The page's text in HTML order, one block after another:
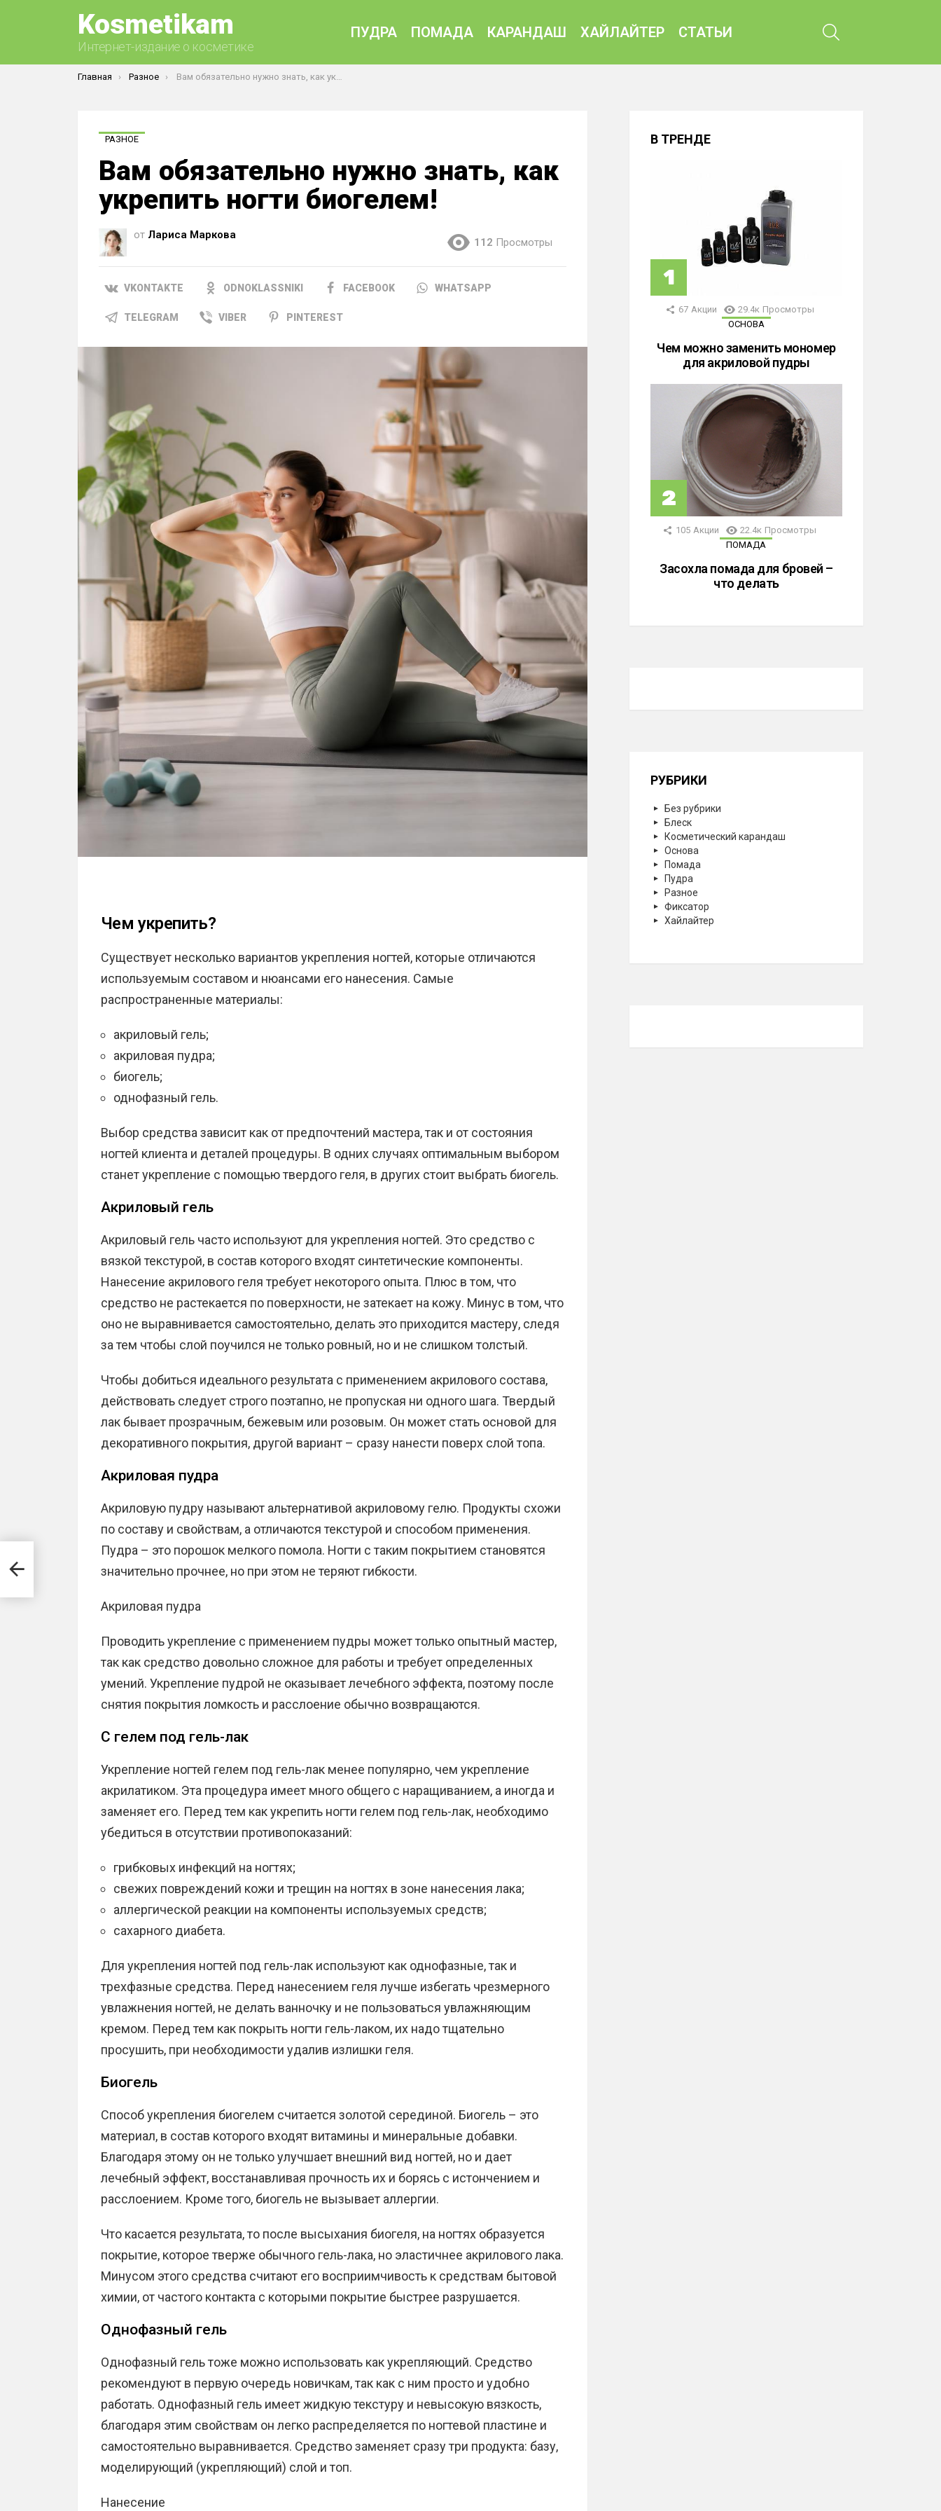
Kosmetikam
Интернет-издание о косметике
ПУДРА ПОМАДА КАРАНДАШ ХАЙЛАЙТЕР СТАТЬИ
Вы здесь:
Главная Разное Вам обязательно нужно знать, как укрепить ногти биогелем!
РАЗНОЕ
Вам обязательно нужно знать, как
укрепить ногти биогелем!
от Лариса Маркова
112 Просмотры
VKONTAKTE ODNOKLASSNIKI FACEBOOK WHATSAPP
TELEGRAM VIBER PINTEREST
Чем укрепить?
Существует несколько вариантов укрепления ногтей, которые отличаются
используемым составом и нюансами его нанесения. Самые
распространенные материалы:
акриловый гель;
акриловая пудра;
биогель;
однофазный гель.
Выбор средства зависит как от предпочтений мастера, так и от состояния
ногтей клиента и деталей процедуры. В одних случаях оптимальным выбором
станет укрепление с помощью твердого геля, в других стоит выбрать биогель.
Акриловый гель
Акриловый гель часто используют для укрепления ногтей. Это средство с
вязкой текстурой, в состав которого входят синтетические компоненты.
Нанесение акрилового геля требует некоторого опыта. Плюс в том, что
средство не растекается по поверхности, не затекает на кожу. Минус в том, что
оно не выравнивается самостоятельно, делать это приходится мастеру, следя
за тем чтобы слой поучился не только ровный, но и не слишком толстый.
Чтобы добиться идеального результата с применением акрилового состава,
действовать следует строго поэтапно, не пропуская ни одного шага. Твердый
лак бывает прозрачным, бежевым или розовым. Он может стать основой для
декоративного покрытия, другой вариант – сразу нанести поверх слой топа.
Акриловая пудра
Акриловую пудру называют альтернативой акриловому гелю. Продукты схожи
по составу и свойствам, а отличаются текстурой и способом применения.
Пудра – это порошок мелкого помола. Ногти с таким покрытием становятся
значительно прочнее, но при этом не теряют гибкости.
Акриловая пудра
Проводить укрепление с применением пудры может только опытный мастер,
так как средство довольно сложное для работы и требует определенных
умений. Укрепление пудрой не оказывает лечебного эффекта, поэтому после
снятия покрытия ломкость и расслоение обычно возвращаются.
С гелем под гель-лак
Укрепление ногтей гелем под гель-лак менее популярно, чем укрепление
акрилатиком. Эта процедура имеет много общего с наращиванием, а иногда и
заменяет его. Перед тем как укрепить ногти гелем под гель-лак, необходимо
убедиться в отсутствии противопоказаний:
грибковых инфекций на ногтях;
свежих повреждений кожи и трещин на ногтях в зоне нанесения лака;
аллергической реакции на компоненты используемых средств;
сахарного диабета.
Для укрепления ногтей под гель-лак используют как однофазные, так и
трехфазные средства. Перед нанесением геля лучше избегать чрезмерного
увлажнения ногтей, не делать ванночку и не пользоваться увлажняющим
кремом. Перед тем как покрыть ногти гель-лаком, их надо тщательно
просушить, при необходимости удалив излишки геля.
Биогель
Способ укрепления биогелем считается золотой серединой. Биогель – это
материал, в состав которого входят витамины и минеральные добавки.
Благодаря этому он не только улучшает внешний вид ногтей, но и дает
лечебный эффект, восстанавливая прочность их и борясь с истончением и
расслоением. Кроме того, биогель не вызывает аллергии.
Что касается результата, то после высыхания биогеля, на ногтях образуется
покрытие, которое тверже обычного гель-лака, но эластичнее акрилового лака.
Минусом этого средства считают его восприимчивость к средствам бытовой
химии, от частого контакта с которыми покрытие быстрее разрушается.
Однофазный гель
Однофазный гель тоже можно использовать как укрепляющий. Средство
рекомендуют в первую очередь новичкам, так как с ним просто и удобно
работать. Однофазный гель имеет жидкую текстуру и невысокую вязкость,
благодаря этим свойствам он легко распределяется по ногтевой пластине и
самостоятельно выравнивается. Средство заменяет сразу три продукта: базу,
моделирующий (укрепляющий) слой и топ.
Нанесение
В ТРЕНДЕ
67 Акции 29.4к Просмотры
ОСНОВА
Чем можно заменить мономер
для акриловой пудры
105 Акции 22.4к Просмотры
ПОМАДА
Засохла помада для бровей –
что делать
РУБРИКИ
Без рубрики
Блеск
Косметический карандаш
Основа
Помада
Пудра
Разное
Фиксатор
Хайлайтер